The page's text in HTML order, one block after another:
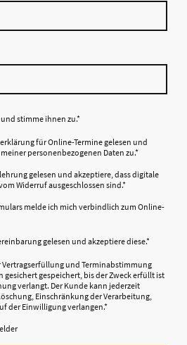
stimme ihnen zu.*
für Online-Termine gelesen und
personenbezogenen Daten zu.*
gelesen und akzeptiere, dass digitale
Widerruf ausgeschlossen sind.*
melde ich mich verbindlich zum Online-
gelesen und akzeptiere diese.*
Vertragserfüllung und Terminabstimmung
gesichert gespeichert, bis der Zweck erfüllt ist
verlangt. Der Kunde kann jederzeit
Einschränkung der Verarbeitung,
der Einwilligung verlangen.*